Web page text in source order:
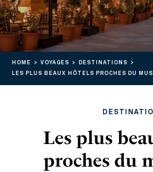
HOME VOYAGES
DESTINATIONS
Les plus
proches du